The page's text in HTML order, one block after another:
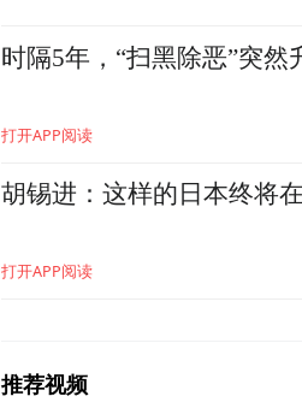
2024年1月13日是台湾地
大选包括台湾地区正副领
本次选举的“三脚督（闽
时隔5年，“扫黑除恶”突然
打开APP阅读
胡锡进：这样的日本终将
打开APP阅读
推荐视频